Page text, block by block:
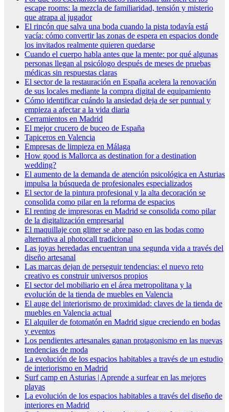
escape rooms: la mezcla de familiaridad, tensión y misterio
que atrapa al jugador
El rincón que salva una boda cuando la pista todavía está
vacía: cómo convertir las zonas de espera en espacios donde
los invitados realmente quieren quedarse
Cuando el cuerpo habla antes que la mente: por qué algunas
personas llegan al psicólogo después de meses de pruebas
médicas sin respuestas claras
El sector de la restauración en España acelera la renovación
de sus locales mediante la compra digital de equipamiento
Cómo identificar cuándo la ansiedad deja de ser puntual y
empieza a afectar a la vida diaria
Cerramientos en Madrid
El mejor crucero de buceo de España
Tapiceros en Valencia
Empresas de limpieza en Málaga
How good is Mallorca as destination for a destination
wedding?
El aumento de la demanda de atención psicológica en Asturias
impulsa la búsqueda de profesionales especializados
El sector de la pintura profesional y la alta decoración se
consolida como pilar en la reforma de espacios
El renting de impresoras en Madrid se consolida como pilar
de la digitalización empresarial
El maquillaje con glitter se abre paso en las bodas como
alternativa al photocall tradicional
Las joyas heredadas encuentran una segunda vida a través del
diseño artesanal
Las marcas dejan de perseguir tendencias: el nuevo reto
creativo es construir universos propios
El sector del mobiliario en el área metropolitana y la
evolución de la tienda de muebles en Valencia
El auge del interiorismo de proximidad: claves de la tienda de
muebles en Valencia actual
El alquiler de fotomatón en Madrid sigue creciendo en bodas
y eventos
Los pendientes artesanales ganan protagonismo en las nuevas
tendencias de moda
La evolución de los espacios habitables a través de un estudio
de interiorismo en Madrid
Surf camp en Asturias | Aprende a surfear en las mejores
playas
La evolución de los espacios habitables a través del diseño de
interiores en Madrid